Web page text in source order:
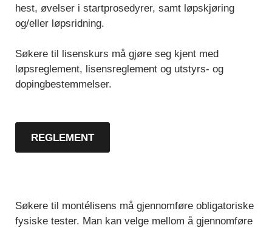
hest, øvelser i startprosedyrer, samt løpskjøring
og/eller løpsridning.
Søkere til lisenskurs må gjøre seg kjent med
løpsreglement, lisensreglement og utstyrs- og
dopingbestemmelser.
REGLEMENT
Søkere til montélisens må gjennomføre obligatoriske
fysiske tester. Man kan velge mellom å gjennomføre